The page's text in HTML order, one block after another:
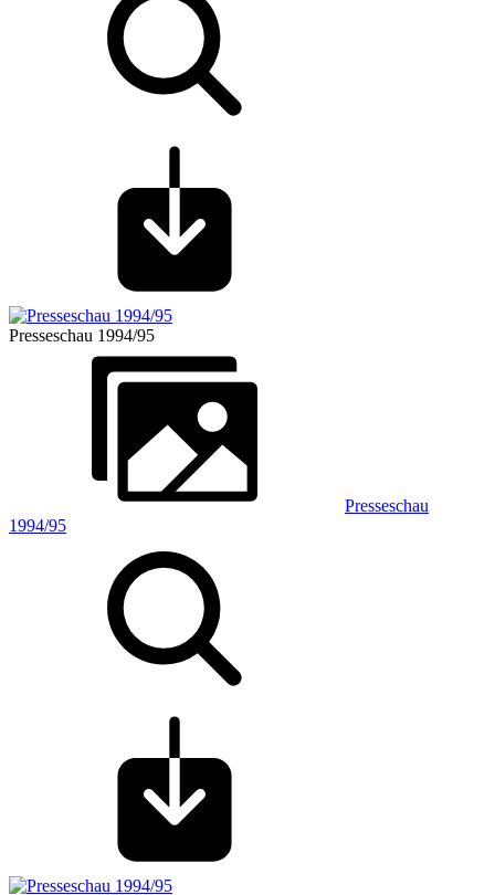
Presseschau 1994/95
Presseschau
1994/95